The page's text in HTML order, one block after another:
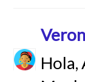
Hola,